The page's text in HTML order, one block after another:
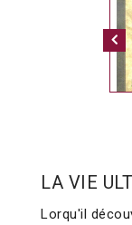
LA VIE
Lorqu'il